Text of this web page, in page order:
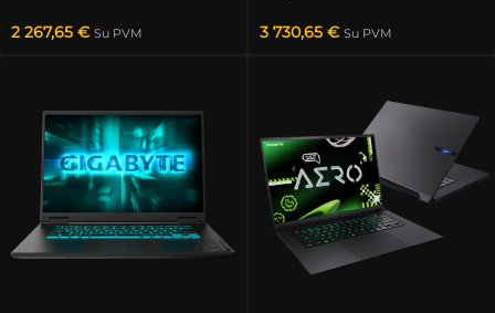
2 267,65 € Su PVM 3 730,65 € Su PVM